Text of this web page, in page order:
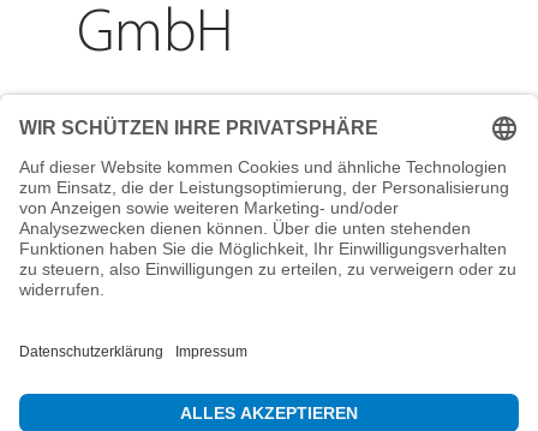
Adresse
Reichenberger Str. 1
84130 Dingolfing
Telefon
info@mountain-sports-
GmbH